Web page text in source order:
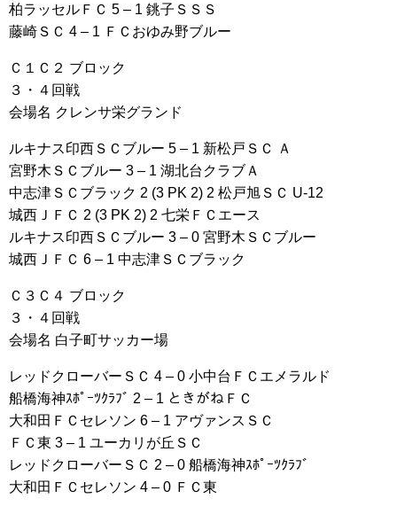
柏ラッセルＦＣ 5 – 1 銚子ＳＳＳ
藤崎ＳＣ 4 – 1 ＦＣおゆみ野ブルー
Ｃ１Ｃ２ ブロック
３・４回戦
会場名 クレンサ栄グランド
ルキナス印西ＳＣブルー 5 – 1 新松戸ＳＣ Ａ
宮野木ＳＣブルー 3 – 1 湖北台クラブＡ
中志津ＳＣブラック 2 (3 PK 2) 2 松戸旭ＳＣ U-12
城西ＪＦＣ 2 (3 PK 2) 2 七栄ＦＣエース
ルキナス印西ＳＣブルー 3 – 0 宮野木ＳＣブルー
城西ＪＦＣ 6 – 1 中志津ＳＣブラック
Ｃ３Ｃ４ ブロック
３・４回戦
会場名 白子町サッカー場
レッドクローバーＳＣ 4 – 0 小中台ＦＣエメラルド
船橋海神ｽﾎﾟｰﾂｸﾗﾌﾞ 2 – 1 ときがねＦＣ
大和田ＦＣセレソン 6 – 1 アヴァンスＳＣ
ＦＣ東 3 – 1 ユーカリが丘ＳＣ
レッドクローバーＳＣ 2 – 0 船橋海神ｽﾎﾟｰﾂｸﾗﾌﾞ
大和田ＦＣセレソン 4 – 0 ＦＣ東